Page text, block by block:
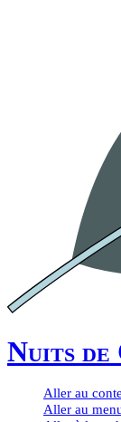
Nuits de
Aller au
Aller au